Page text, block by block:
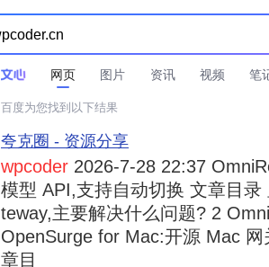
网页 图片 资讯 视频 笔
时间不限  所有网页和文件  站点内检索 
百度为您找到以下结果
夸克圈 - 资源分享
wpcoder 2026-7-28 22:37
模型 API,支持自动切换 文章目
teway,主要解决什么问题? 2
OpenSurge for Mac:开源 Mac
章目